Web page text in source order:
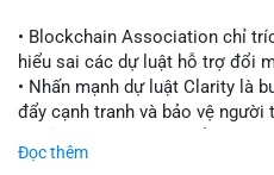
$btc $eth
#vlikevn #titanbot
📰 Nguồn: Cointelegraph
• Blockchain Association chỉ
hiểu sai các dự luật hỗ trợ đổi
• Nhấn mạnh dự luật Clarity là
đẩy cạnh tranh và bảo vệ người
tài sản số.
Đọc thêm